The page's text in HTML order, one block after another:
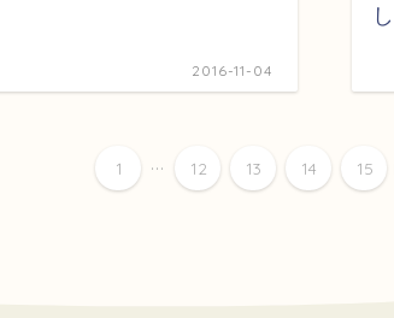
2016-11-04
1 ... 12 13 14 15